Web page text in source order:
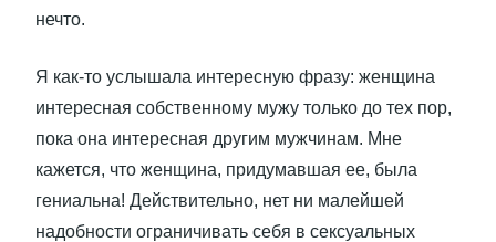
нечто.
Я как-то услышала интересную фразу: женщина
интересная собственному мужу только до тех пор,
пока она интересная другим мужчинам. Мне
кажется, что женщина, придумавшая ее, была
гениальна! Действительно, нет ни малейшей
надобности ограничивать себя в сексуальных